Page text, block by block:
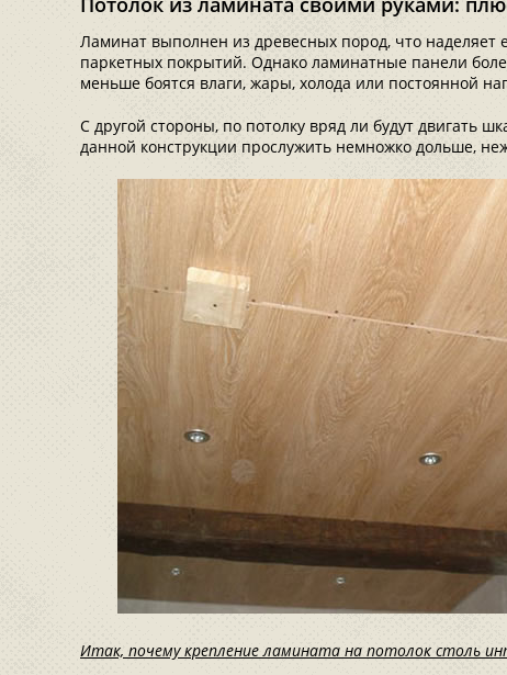
Ламинат выполнен из древесных пород, что наделяет
паркетных покрытий. Однако ламинатные панели
меньше боятся влаги, жары, холода или постоянной
С другой стороны, по потолку вряд ли будут двигать
данной конструкции прослужить немножко дольше,
Итак, почему крепление ламината на потолок столь